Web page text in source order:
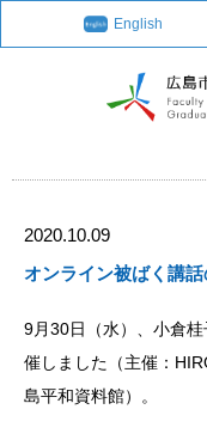
English
2020.10.09
オンライン被ばく講
9月30日（水）、小倉
催しました（主催：
島平和資料館）。